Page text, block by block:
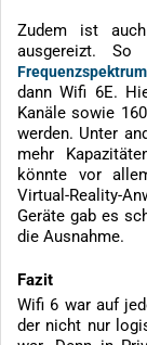
Zudem ist
ausgereizt.
dann Wifi 6E.
Kanäle sowie
werden. Unter
mehr
könnte vor
Virtual-Reality-
Geräte gab es
die Ausnahme.
Fazit
Wifi 6 war auf
der nicht nur